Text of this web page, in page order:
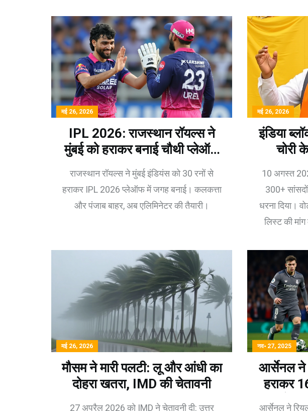
मई 26, 2026
IPL 2026: राजस्थान रॉयल्स ने
मुंबई को हराकर बनाई चौथी प्लेऑफ
टीम
राजस्थान रॉयल्स ने मुंबई इंडियंस को 30 रनों से
हराकर IPL 2026 प्लेऑफ में जगह बनाई। कलकत्ता
और पंजाब बाहर, अब एलिमिनेटर की तैयारी।
मई 26, 2026
इंडिया
चोरी
10 अगस्त
300+
धरना दिया।
लिस्ट की
मई 26, 2026
मौसम ने मारी पलटी: लू और आंधी का
दोहरा खतरा, IMD की चेतावनी
27 अप्रैल 2026 को IMD ने चेतावनी दी: उत्तर
नव॰ 27, 2025
आर्सेनल ने
हराकर
आर्सेनल ने